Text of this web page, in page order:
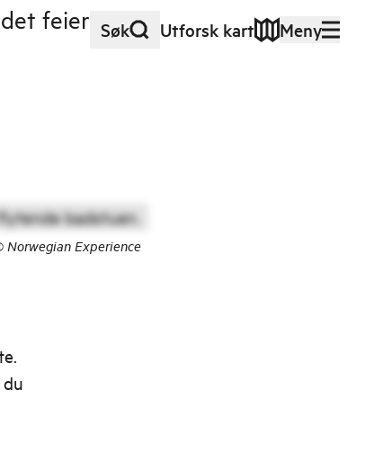
Søk Utforsk kart Meny
feier en
Norwegian Experience